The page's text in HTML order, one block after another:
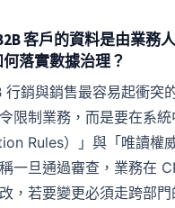
客戶的資料是由業務
落實數據治理？
行銷與銷售最容易起衝突
限制業務，而是要在系
Rules）」與「唯讀權
一旦通過審查，業務在
，若要變更必須走跨部